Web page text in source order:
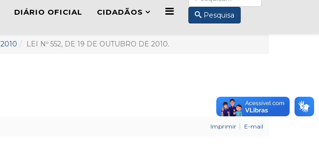
DIÁRIO OFICIAL CIDADÃOS Pesquisa
2010 LEI Nº 552, DE 19 DE OUTUBRO DE 2010.
Imprimir E-mail